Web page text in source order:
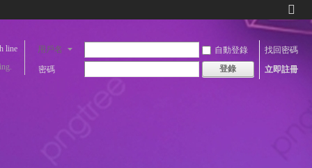
切
換
到
版
用戶名 自動登錄
找回密碼
密碼
登錄 立即註冊